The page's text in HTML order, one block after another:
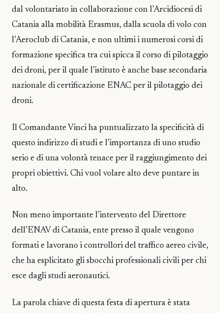
dal volontariato in collaborazione con l’Arcidiocesi di
Catania alla mobilità Erasmus, dalla scuola di volo con
l’Aeroclub di Catania, e non ultimi i numerosi corsi di
formazione specifica tra cui spicca il corso di pilotaggio
dei droni, per il quale l’istituto è anche base secondaria
nazionale di certificazione ENAC per il pilotaggio dei
droni.
Il Comandante Vinci ha puntualizzato la specificità di
questo indirizzo di studi e l’importanza di uno studio
serio e di una volontà tenace per il raggiungimento dei
propri obiettivi. Chi vuol volare alto deve puntare in
alto.
Non meno importante l’intervento del Direttore
dell’ENAV di Catania, ente presso il quale vengono
formati e lavorano i controllori del traffico aereo civile,
che ha esplicitato gli sbocchi professionali civili per chi
esce dagli studi aeronautici.
La parola chiave di questa festa di apertura è stata